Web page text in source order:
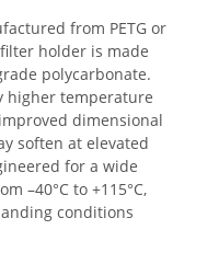
from PETG or
holder is made
polycarbonate.
higher temperature
dimensional
soften at elevated
for a wide
–40°C to +115°C,
conditions